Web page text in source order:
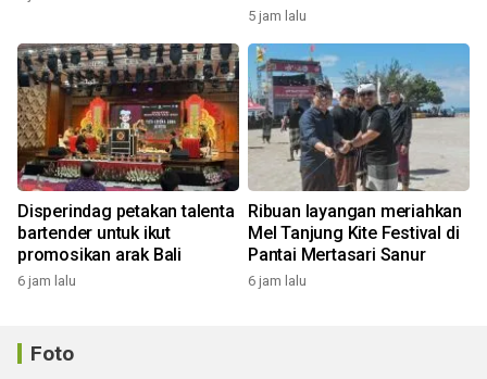
5 jam lalu
Disperindag petakan talenta
bartender untuk ikut
promosikan arak Bali
6 jam lalu
Ribuan layangan meriahkan
Mel Tanjung Kite Festival di
Pantai Mertasari Sanur
6 jam lalu
Foto